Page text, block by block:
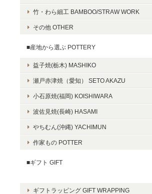
竹・わら細工 BAMBOO/STRAW WORK
その他 OTHER
■産地から選ぶ POTTERY
益子焼(栃木) MASHIKO
瀬戸赤津焼（愛知） SETO AKAZU
小石原焼(福岡) KOISHIWARA
波佐見焼(長崎) HASAMI
やちむん(沖縄) YACHIMUN
作家もの POTTER
■ギフト GIFT
ギフトラッピング GIFT WRAPPING